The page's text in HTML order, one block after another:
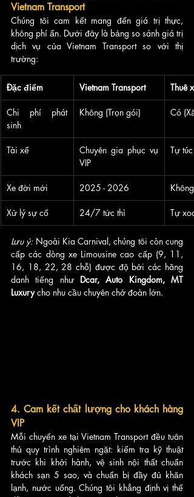
Vietnam Transport
Chúng tôi cam kết mang đến giá trị thực,
không phí ẩn. Dưới đây là bảng so sánh giá trị
dịch vụ của Vietnam Transport so với thị
trường:
Đặc điểm Vietnam Transport Thuê
Chi phí phát
sinh
Không (Trọn gói) Có
Tài xế
Chuyên gia phục vụ
VIP
Tự túc
Xe đời mới 2025 - 2026
Xử lý sự cố 24/7 tức thì Tự
Lưu ý: Ngoài Kia Carnival, chúng tôi còn cung
cấp các dòng xe Limousine cao cấp (9, 11,
16, 18, 22, 28 chỗ) được độ bởi các hãng
danh tiếng như Dcar, Auto Kingdom, MT
Luxury cho nhu cầu chuyên chở đoàn lớn.
4. Cam kết chất lượng cho khách hàng
VIP
Mỗi chuyến xe tại Vietnam Transport đều tuân
thủ quy trình nghiêm ngặt: kiểm tra kỹ thuật
trước khi khởi hành, vệ sinh nội thất chuẩn
khách sạn 5 sao, và chuẩn bị đầy đủ khăn
lạnh, nước uống. Chúng tôi khẳng định vị thế